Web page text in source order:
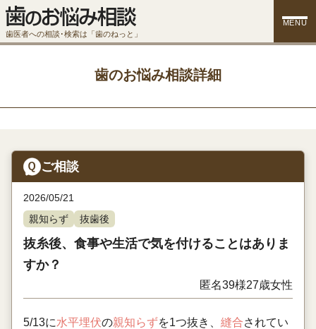
歯医者への相談･検索は「歯のねっと」
MENU
歯のお悩み相談詳細
ご相談
2026/05/21
親知らず
抜歯後
抜糸後、食事や生活で気を付けることはありま
すか？
匿名39様27歳女性
5/13に水平埋伏の親知らずを1つ抜き、 縫合されてい